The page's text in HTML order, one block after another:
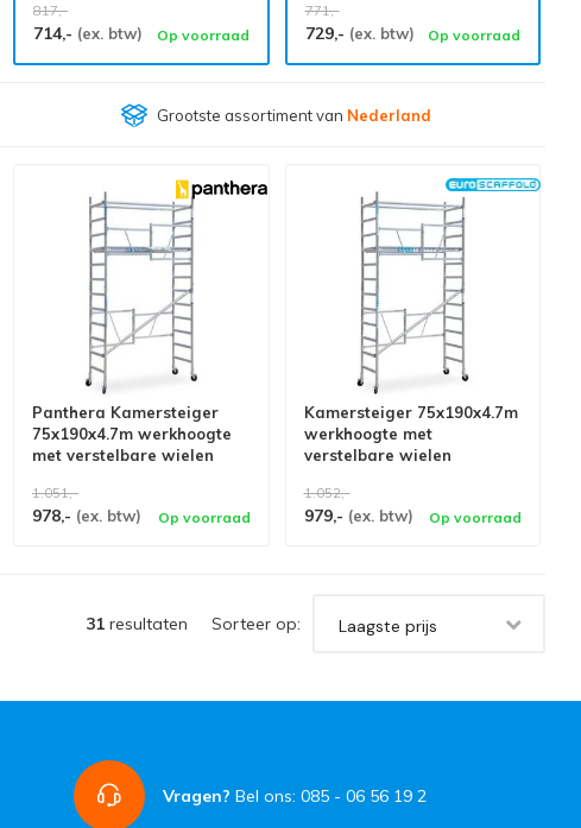
817,-
714,- (ex. btw) Op voorraad
771,-
729,- (ex. btw) Op voorraad
Klantenbeoordeling 9,4/10
Panthera Kamersteiger
75x190x4.7m werkhoogte
met verstelbare wielen
1.051,-
978,- (ex. btw) Op voorraad
Kamersteiger 75x190x4.7m
werkhoogte met
verstelbare wielen
1.052,-
979,- (ex. btw) Op voorraad
31 resultaten Sorteer op: Laagste prijs
Vragen? Bel ons: 085 - 06 56 19 2